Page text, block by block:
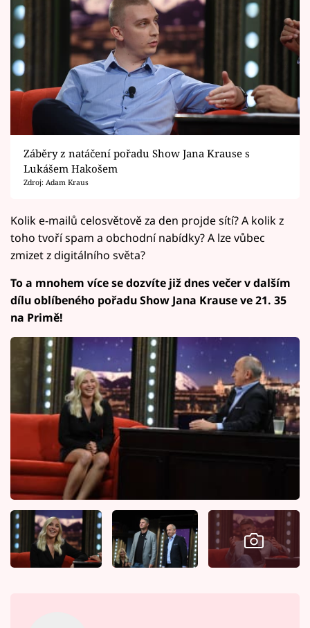
Záběry z natáčení pořadu Show Jana Krause s
Lukášem Hakošem
Zdroj: Adam Kraus
Kolik e-mailů celosvětově za den projde sítí? A kolik z
toho tvoří spam a obchodní nabídky? A lze vůbec
zmizet z digitálního světa?
To a mnohem více se dozvíte již dnes večer v dalším
dílu oblíbeného pořadu Show Jana Krause ve 21. 35
na Primě!